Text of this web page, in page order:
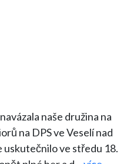
naše družina na
na DPS ve Veselí nad
ve středu 18.